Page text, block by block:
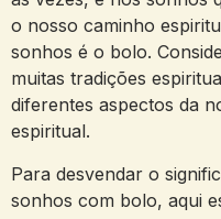
o nosso caminho
sonhos é o bolo.
muitas tradições
diferentes ​aspectos da
espiritual.
Para⁢ desvendar o
sonhos com‌ bolo, aqui